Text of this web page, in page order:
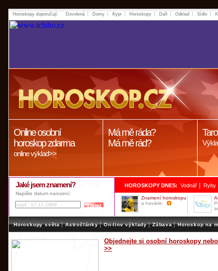
Horoskopy doporučují: Dovolená Domy Kypr Horoskopy Daň Odklad Sídlo
Online osobní
horoskop zdarma
online výklad>>
Má mě ráda?
Má mě rád?
Jaké jsem znamení?
Napište datum narození:
HOROSKOPY DNES: Vodnář Ryby
Znamení horoskopu
a havárie.
Horoskopy světa | Astročlánky | On-line výklady | Zábava | Horoskop na
Objednejte si osobní horoskopy
>>